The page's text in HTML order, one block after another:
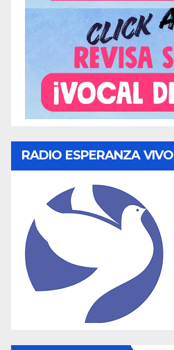
RADIO ESPERANZA VIVO